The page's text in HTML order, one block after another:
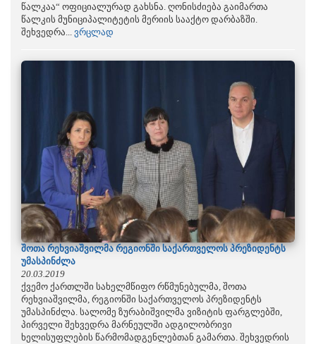
წალკაა“ ოფიციალურად გახსნა. ღონისძიება გაიმართა
წალკის მუნიციპალიტეტის მერიის სააქტო დარბაზში.
შეხვედრა... ვრცლად
შოთა რეხვიაშვილმა რეგიონში საქართველოს პრეზიდენტს
უმასპინძლა
20.03.2019
ქვემო ქართლში სახელმწიფო რწმუნებულმა, შოთა
რეხვიაშვილმა, რეგიონში საქართველოს პრეზიდენტს
უმასპინძლა. სალომე ზურაბიშვილმა ვიზიტის ფარგლებში,
პირველი შეხვედრა მარნეულში ადგილობრივი
ხელისუფლების წარმომადგენლებთან გამართა. შეხვედრის